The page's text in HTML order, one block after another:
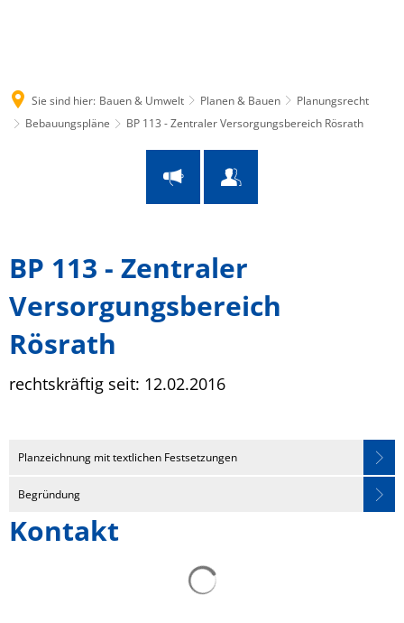
Sie sind hier: Bauen & Umwelt Planen & Bauen
Planungsrecht
Bebauungspläne
BP 113 - Zentraler Versorgungsbereich Rösrath
BP
113
Zentraler
Rösrath
BP 113 - Zentraler
Versorgungsbereich
Rösrath
rechtskräftig seit: 12.02.2016
Planzeichnung mit textlichen Festsetzungen
Begründung
Kontakt